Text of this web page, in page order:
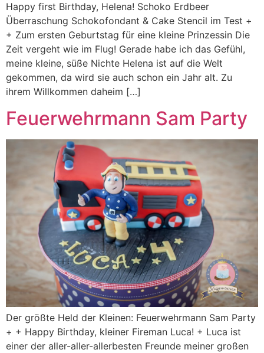
Happy first Birthday, Helena! Schoko Erdbeer
Überraschung Schokofondant & Cake Stencil im Test +
+ Zum ersten Geburtstag für eine kleine Prinzessin Die
Zeit vergeht wie im Flug! Gerade habe ich das Gefühl,
meine kleine, süße Nichte Helena ist auf die Welt
gekommen, da wird sie auch schon ein Jahr alt. Zu
ihrem Willkommen daheim […]
Feuerwehrmann Sam Party
Der größte Held der Kleinen: Feuerwehrmann Sam Party
+ + Happy Birthday, kleiner Fireman Luca! + Luca ist
einer der aller-aller-allerbesten Freunde meiner großen